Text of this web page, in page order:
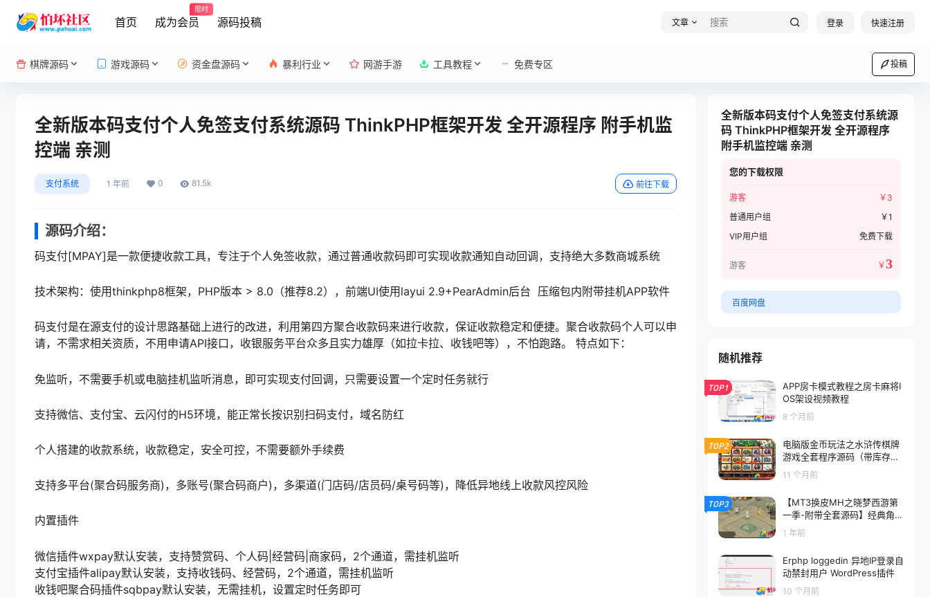
首页 成为会员
限时
源码投稿 文章 登录 快速注册
棋牌源码 游戏源码 资金盘源码 暴利行业 网游手游 工具教程 免费专区 投稿
全新版本码支付个人免签支付系统源码 ThinkPHP框架开发 全开源程序 附手机监
控端 亲测
支付系统 1 年前 0 81.5k 前往下载
源码介绍：
码支付[MPAY]是一款便捷收款工具，专注于个人免签收款，通过普通收款码即可实现收款通知自动回调，支持绝大多数商城系统
技术架构：使用thinkphp8框架，PHP版本 > 8.0（推荐8.2），前端UI使用layui 2.9+PearAdmin后台 压缩包内附带挂机APP软件
码支付是在源支付的设计思路基础上进行的改进，利用第四方聚合收款码来进行收款，保证收款稳定和便捷。聚合收款码个人可以申
请，不需求相关资质，不用申请API接口，收银服务平台众多且实力雄厚（如拉卡拉、收钱吧等），不怕跑路。 特点如下：
免监听，不需要手机或电脑挂机监听消息，即可实现支付回调，只需要设置一个定时任务就行
支持微信、支付宝、云闪付的H5环境，能正常长按识别扫码支付，域名防红
个人搭建的收款系统，收款稳定，安全可控，不需要额外手续费
支持多平台(聚合码服务商)，多账号(聚合码商户)，多渠道(门店码/店员码/桌号码等)，降低异地线上收款风控风险
内置插件
微信插件wxpay默认安装，支持赞赏码、个人码|经营码|商家码，2个通道，需挂机监听
支付宝插件alipay默认安装，支持收钱码、经营码，2个通道，需挂机监听
收钱吧聚合码插件sqbpay默认安装，无需挂机，设置定时任务即可
全新版本码支付个人免签支付系统源
码 ThinkPHP框架开发 全开源程序
附手机监控端 亲测
您的下载权限
游客 ￥ 3
普通用户组
￥1
VIP用户组
免费下载
游客 ￥3
百度网盘
随机推荐
TOP1
APP房卡模式教程之房卡麻将I
OS架设视频教程
8 个月前
TOP2
电脑版金币玩法之水浒传棋牌
游戏全套程序源码（带库存控
制）
11 个月前
TOP3
【MT3换皮MH之晓梦西游第
一季-附带全套源码】经典角色
扮演类Q萌卡通剧情任务回合
手游-最新打包Linux服务端源
页后台工具-安卓苹果ios双端
版本
1 年前
Erphp loggedin 异地IP登录自
动禁封用户 WordPress插件
10 个月前